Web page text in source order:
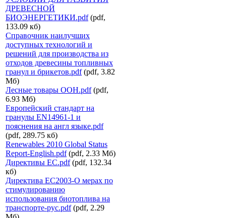
ДРЕВЕСНОЙ
БИОЭНЕРГЕТИКИ.pdf(pdf,
133.09 кб)
Справочник наилучших
доступных технологий и
решений для производства из
отходов древесины топливных
гранул и брикетов.pdf(pdf, 3.82
Мб)
Лесные товары ООН.pdf(pdf,
6.93 Мб)
Европейский стандарт на
гранулы EN14961-1 и
пояснения на англ языке.pdf
(pdf, 289.75 кб)
Renewables 2010 Global Status
Report-English.pdf(pdf, 2.33 Мб)
Директивы ЕС.pdf(pdf, 132.34
кб)
Директива ЕС2003-О мерах по
стимулированию
использования биотоплива на
транспорте-рус.pdf(pdf, 2.29